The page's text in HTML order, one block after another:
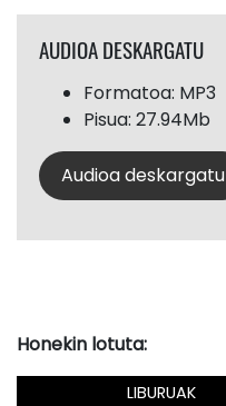
AUDIOA DESKARGATU
Formatoa: MP3
Pisua: 27.94Mb
Audioa deskargatu
Honekin lotuta:
LIBURUAK